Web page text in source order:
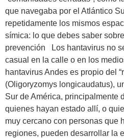
que navegaba por el Atlántico
repetidamente los mismos
símica: lo que debes saber
prevención Los hantavirus no
casual en la calle o en los
hantavirus Andes es propio del
(Oligoryzomys longicaudatus),
Sur de América, principalmente
quienes hayan estado allí, o
muy cercano con personas que
regiones, pueden desarrollar la